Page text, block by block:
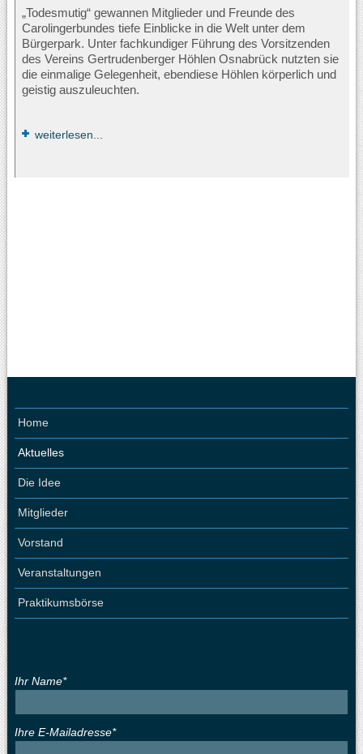
„Todesmutig“ gewannen Mitglieder und Freunde des
Carolingerbundes tiefe Einblicke in die Welt unter dem
Bürgerpark. Unter fachkundiger Führung des Vorsitzenden
des Vereins Gertrudenberger Höhlen Osnabrück nutzten sie
die einmalige Gelegenheit, ebendiese Höhlen körperlich und
geistig auszuleuchten.
weiterlesen...
Home
Aktuelles
Die Idee
Mitglieder
Vorstand
Veranstaltungen
Praktikumsbörse
Ihr Name*
Ihre E-Mailadresse*